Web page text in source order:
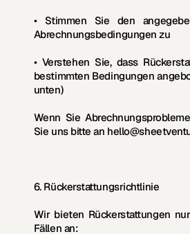
• Stimmen Sie den
Abrechnungsbedingungen zu
• Verstehen Sie, dass
bestimmten Bedingungen
unten)
Wenn Sie
Sie uns bitte an
6. Rückerstattungsrichtlinie
Wir bieten Rückerstattungen
Fällen an: